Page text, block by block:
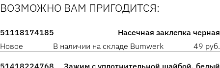
ВОЗМОЖНО ВАМ ПРИГОДИТСЯ:
51118174185
Насечная заклепка черная
Новое
В наличии на складе Bumwerk 49 руб.